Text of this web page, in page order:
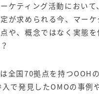
ケティング活動において
が求められる今、マー
や、概念ではなく実態を
全国70拠点を持つOOH
で発見したOMOの事例